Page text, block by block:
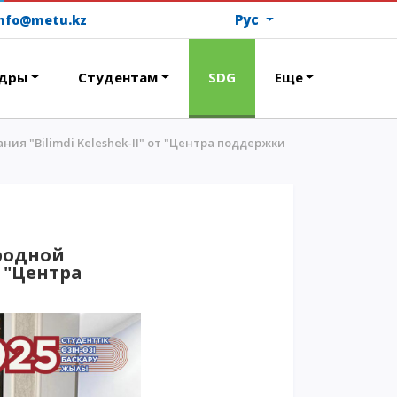
ОПЛАТИТЬ ОБУЧЕНИЕ
Рус
Студентам SDG Еще
"Bilimdi Keleshek-II" от "Центра поддержки